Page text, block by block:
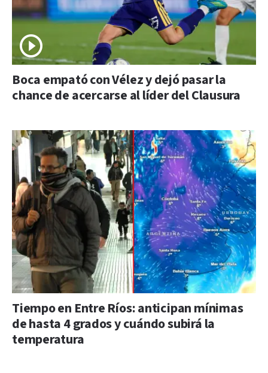
Boca empató con Vélez y dejó pasar la
chance de acercarse al líder del Clausura
Tiempo en Entre Ríos: anticipan mínimas
de hasta 4 grados y cuándo subirá la
temperatura